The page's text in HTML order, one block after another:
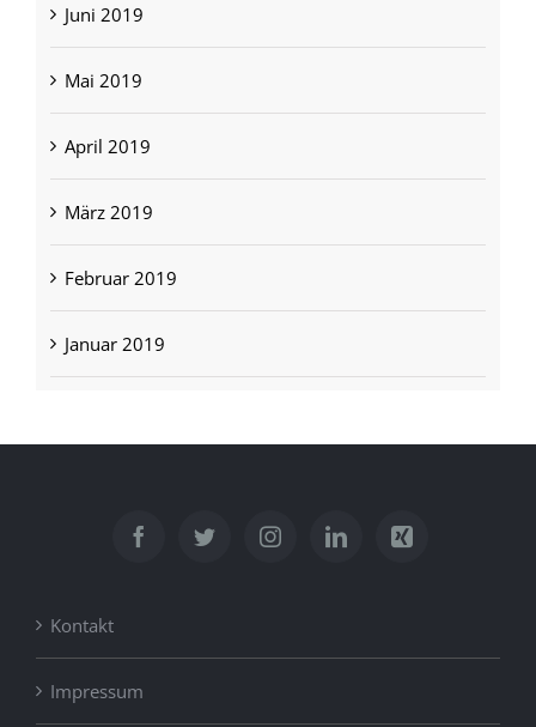
Juni 2019
Mai 2019
April 2019
März 2019
Februar 2019
Januar 2019
Kontakt
Impressum